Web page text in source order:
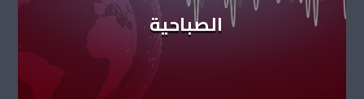
الصباحية